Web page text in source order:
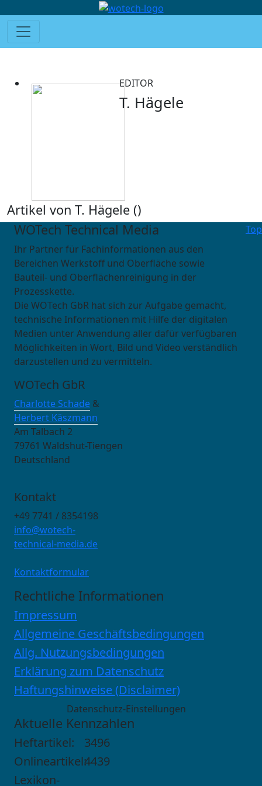
EDITOR
T. Hägele
Artikel von T. Hägele ()
Top
WOTech Technical Media
Ihr Partner für Fachinformationen aus den
Bereichen Werkstoff und Oberfläche sowie
Bauteil- und Oberflächenreinigung in der
Prozesskette.
Die WOTech GbR hat sich zur Aufgabe gemacht,
technische Informationen mit Hilfe der digitalen
Medien unter Anwendung aller dafür verfügbaren
Möglichkeiten in Wort, Bild und Video verständlich
darzustellen und zu vermitteln.
WOTech GbR
Charlotte Schade &
Herbert Käszmann
Am Talbach 2
79761 Waldshut-Tiengen
Deutschland
Kontakt
+49 7741 / 8354198
info@wotech-
technical-media.de
Kontaktformular
Rechtliche Informationen
Impressum
Allgemeine Geschäftsbedingungen
Allg. Nutzungsbedingungen
Erklärung zum Datenschutz
Haftungshinweise (Disclaimer)
Datenschutz-Einstellungen
Aktuelle Kennzahlen
Heftartikel:
3496
Onlineartikel:4439
Lexikon-